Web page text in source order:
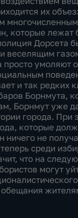
их
которые лежат
Дорсета
веселящим
умоляют
и так редких
Борнмута,
Борнмут уже
города. При
которые
ничего не
среди
что на
могут
обещания